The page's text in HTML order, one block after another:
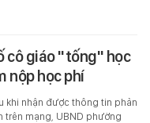
cô giáo "tống" học
nộp học phí
khi nhận được thông tin phản
trên mạng, UBND phường